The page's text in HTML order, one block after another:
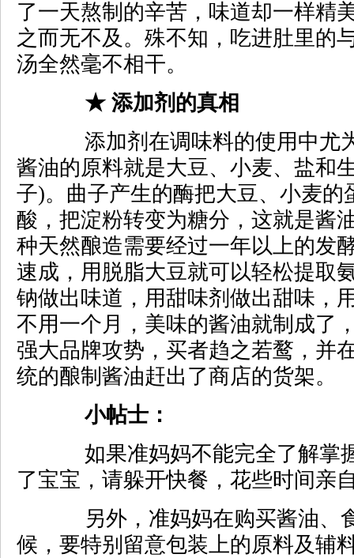
了一天熬制的辛苦，味道却一样精
之而无不及。殊不知，吃进肚里的
汤全然毫不相干。
★ 添加剂的真相
添加剂在调味料的使用中尤
酱油的原料就是大豆、小麦、盐和
子)。曲子产生的酶把大豆、小麦的
酸，把淀粉转变为糖分，这就是酱
种天然酿造需要经过一年以上的发
速成，用脱脂大豆就可以轻松提取
钠做出味道，用甜味剂做出甜味，
不用一个月，美味的酱油就制成了
强大品牌攻势，买者趋之若鹜，并
统的酿制酱油赶出了商店的货架。
小帖士：
如果准妈妈不能完全了解掌
了宝宝，请躲开快餐，花些时间亲
另外，准妈妈在购买酱油、
候，要特别留意包装上的原料及辅